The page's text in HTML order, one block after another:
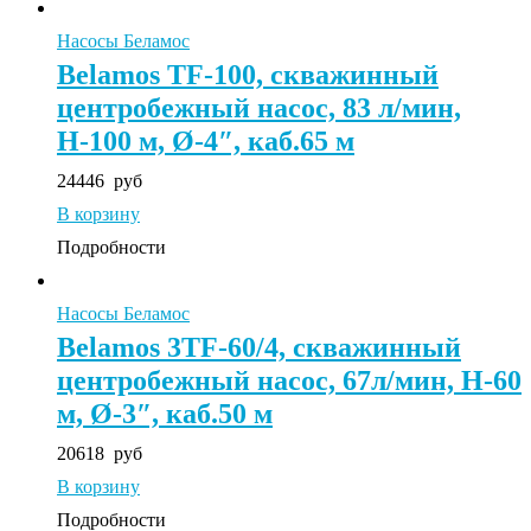
Насосы Беламос
Belamos TF-100, скважинный
центробежный насос, 83 л/мин,
Н-100 м, Ø-4″, каб.65 м
24446 руб
В корзину
Подробности
Насосы Беламос
Belamos 3TF-60/4, скважинный
центробежный насос, 67л/мин, Н-60
м, Ø-3″, каб.50 м
20618 руб
В корзину
Подробности